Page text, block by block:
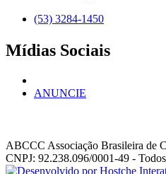
(53) 3284-1450
Mídias Sociais
ANUNCIE
ABCCC Associação Brasileira de
CNPJ: 92.238.096/0001-49 -